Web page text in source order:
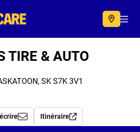
Autocare
TIRE & AUTO
SK S7K 3V1
Itinéraire